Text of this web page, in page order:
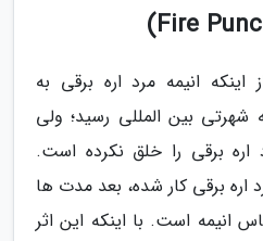
انیمه مرد اره برقی به
بین المللی رسید؛ ولی
اره برقی را خلق نکرده است.
برقی کار شده، بعد مدت ها
انیمه است. با اینکه این اثر